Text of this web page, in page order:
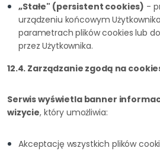
„Stałe" (persistent cookies) -
urządzeniu końcowym
parametrach plików cookies lub
przez Użytkownika.
12.4. Zarządzanie zgodą na
Serwis wyświetla banner
wizycie, który umożliwia:
Akceptację wszystkich plików